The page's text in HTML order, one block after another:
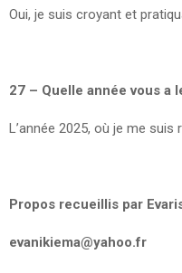
Oui, je suis croyant et
27 – Quelle année vous a
L’année 2025, où je me suis
Propos recueillis par
evanikiema@yahoo.fr